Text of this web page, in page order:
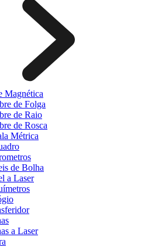
Magnética
de Folga
de Raio
de Rosca
Métrica
de Bolha
a Laser
a Laser